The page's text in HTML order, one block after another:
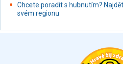
Chcete poradit s hubnutím?
svém regionu